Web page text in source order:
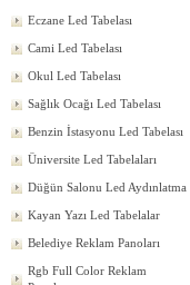
Eczane Led Tabelası
Cami Led Tabelası
Okul Led Tabelası
Sağlık Ocağı Led Tabelası
Benzin İstasyonu Led Tabelası
Üniversite Led Tabelaları
Düğün Salonu Led Aydınlatma
Kayan Yazı Led Tabelalar
Belediye Reklam Panoları
Rgb Full Color Reklam